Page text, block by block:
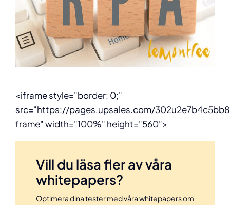
<iframe style="border: 0;"
src="https://pages.upsales.com/
frame" width="100%" height="560">
Vill du läsa fler av våra
whitepapers?
Optimera dina tester med våra whitepapers om